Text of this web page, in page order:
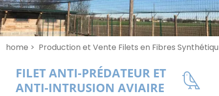
home > Production et Vente Filets en Fibres
FILET ANTI-PRÉDATEUR ET
ANTI-INTRUSION AVIAIRE